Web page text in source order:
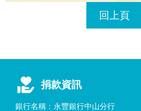
回上頁
捐款資訊
銀行名稱：永豐銀行中山分行